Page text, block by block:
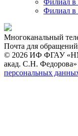
Филиал в
Многоканальный
Почта для обращений
© 2026 ИФ ФГАУ
акад. С.Н.
персональных